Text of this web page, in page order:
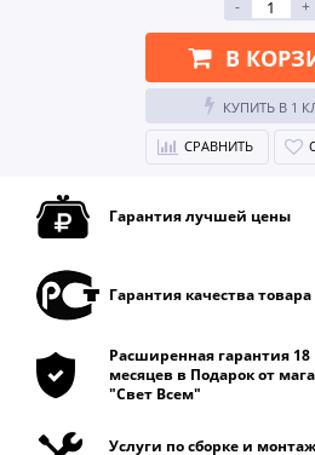
-
+
В
КУПИТЬ В 1
СРАВНИТЬ
Гарантия лучшей цены
Гарантия качества товара
Расширенная гарантия 18
месяцев в Подарок от
"Свет Всем"
Услуги по сборке и